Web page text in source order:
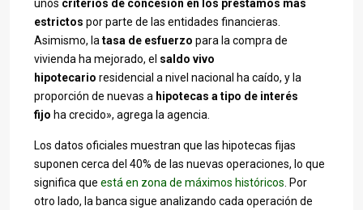
unos criterios de concesión en los préstamos más
estrictos por parte de las entidades financieras.
Asimismo, la tasa de esfuerzo para la compra de
vivienda ha mejorado, el saldo vivo
hipotecario residencial a nivel nacional ha caído, y la
proporción de nuevas a hipotecas a tipo de interés
fijo ha crecido», agrega la agencia.
Los datos oficiales muestran que las hipotecas fijas
suponen cerca del 40% de las nuevas operaciones, lo que
significa que está en zona de máximos históricos . Por
otro lado, la banca sigue analizando cada operación de